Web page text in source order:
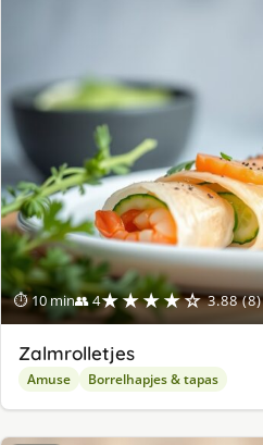
⏱ 10 min👥 4★★★★☆ 3.88 (8)
Zalmrolletjes
Amuse Borrelhapjes & tapas